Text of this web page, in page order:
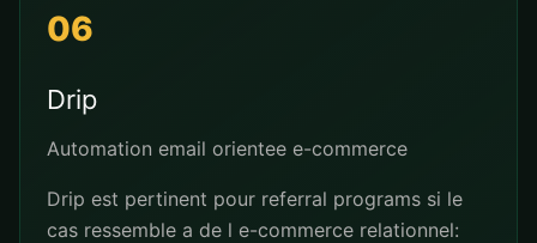
06
Drip
Automation email orientee e-commerce
Drip est pertinent pour referral programs si le
cas ressemble a de l e-commerce relationnel: